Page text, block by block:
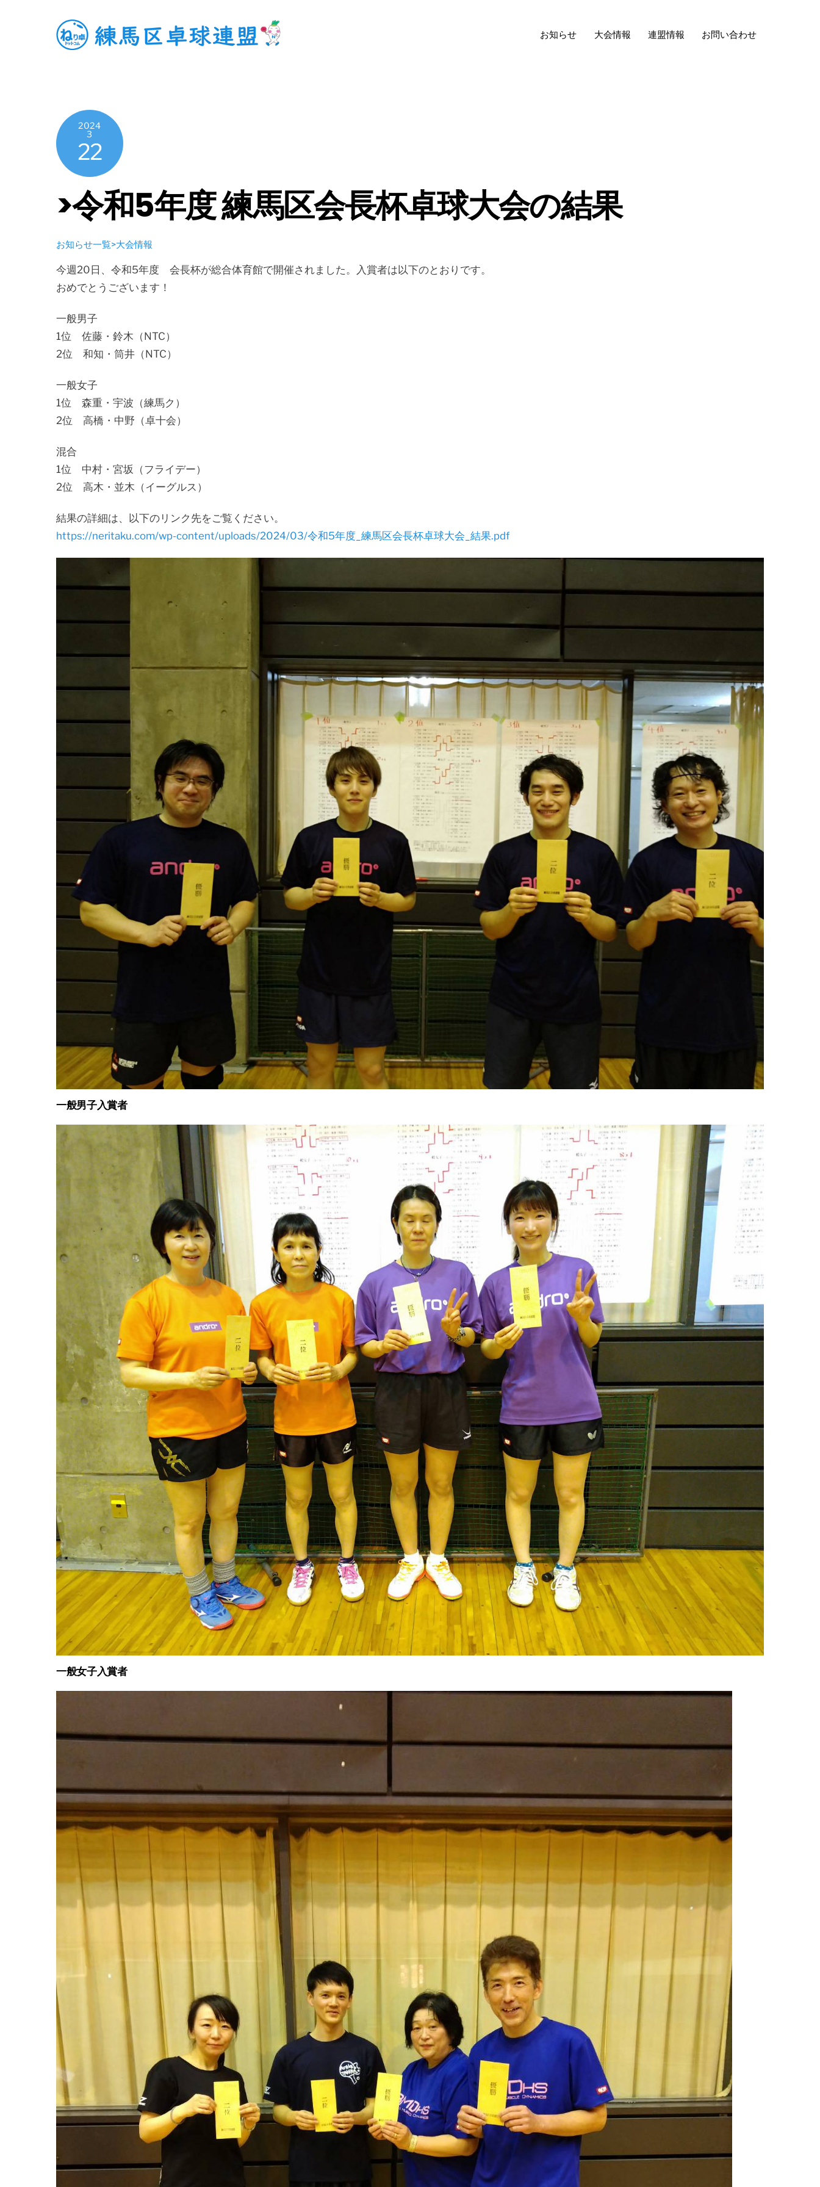
お知らせ 大会情報 連盟情報 お問い合わせ
2024
3
22
>令和5年度 練馬区会長杯卓球大会の結果
お知らせ一覧>大会情報
今週20日、令和5年度 会長杯が総合体育館で開催されました。入賞者は以下のとおりです。
おめでとうございます！
一般男子
1位 佐藤・鈴木（NTC）
2位 和知・筒井（NTC）
一般女子
1位 森重・宇波（練馬ク）
2位 高橋・中野（卓十会）
混合
1位 中村・宮坂（フライデー）
2位 高木・並木（イーグルス）
結果の詳細は、以下のリンク先をご覧ください。
https://neritaku.com/wp-content/uploads/2024/03/令和5年度_練馬区会長杯卓球大会_結果.pdf
一般男子入賞者
一般女子入賞者